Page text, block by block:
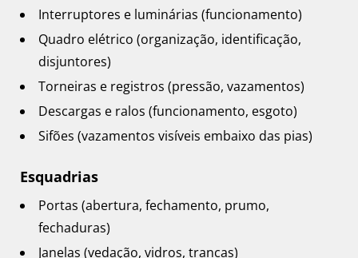
Interruptores e luminárias (funcionamento)
Quadro elétrico (organização, identificação,
disjuntores)
Torneiras e registros (pressão, vazamentos)
Descargas e ralos (funcionamento, esgoto)
Sifões (vazamentos visíveis embaixo das pias)
Esquadrias
Portas (abertura, fechamento, prumo,
fechaduras)
Janelas (vedação, vidros, trancas)